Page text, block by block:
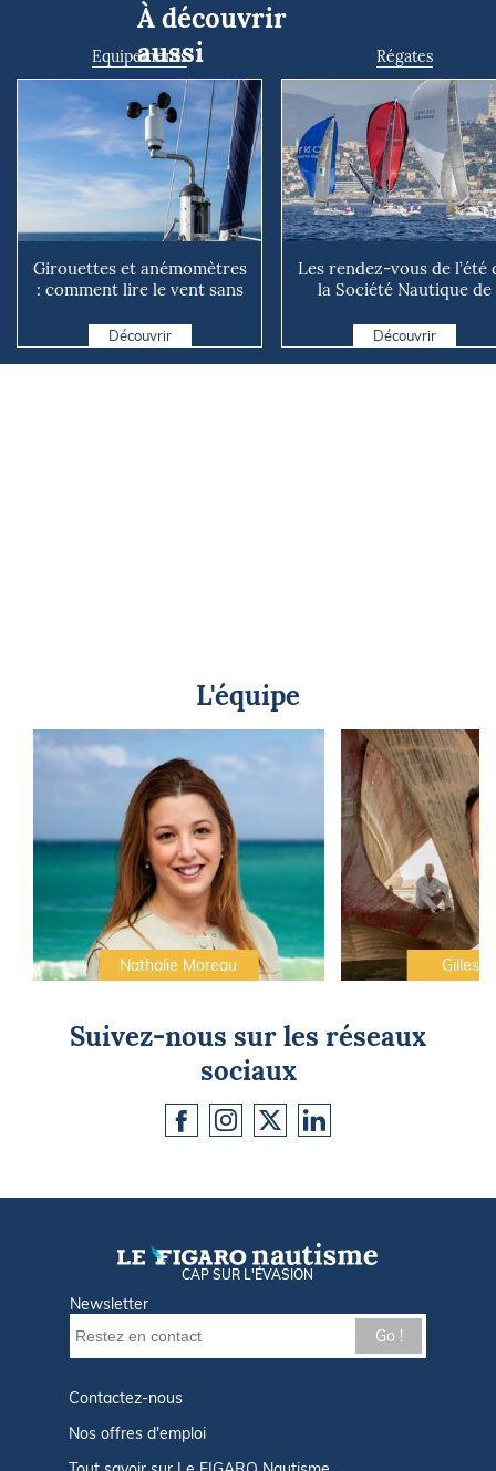
À découvrir
aussi
Equipements
Girouettes et anémomètres
: comment lire le vent sans
Découvrir
Régates
Les rendez-vous de l’été
la Société Nautique de
Découvrir
L'équipe
Nathalie Moreau Gilles
Suivez-nous sur les réseaux
sociaux
CAP SUR L'ÉVASION
Newsletter
Go !
Contactez-nous
Nos offres d'emploi